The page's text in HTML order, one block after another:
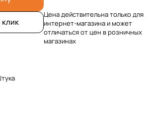
клик
Цена действительна только для
интернет-магазина и может
отличаться от цен в розничных
магазинах